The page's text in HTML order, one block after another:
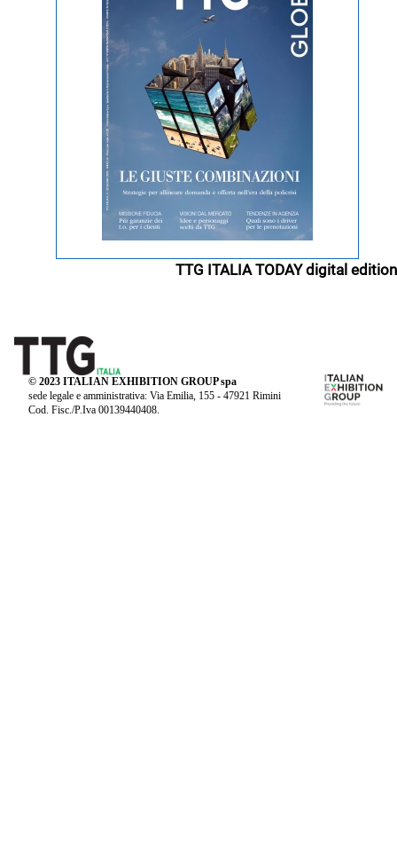
TTG ITALIA TODAY digital edition
© 2023 ITALIAN EXHIBITION GROUP spa
sede legale e amministrativa: Via Emilia, 155 - 47921 Rimini
Cod. Fisc./P.Iva 00139440408.